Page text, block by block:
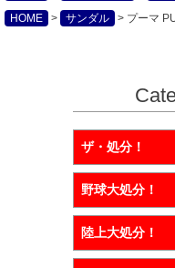
HOME
サンダル プーマ
ザ・処分！
野球大処分！
陸上大処分！